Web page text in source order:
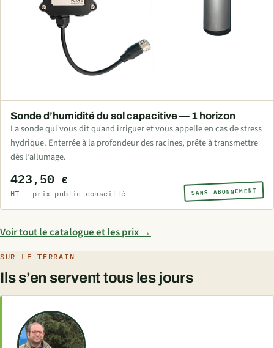
Sonde d’humidité du sol capacitive — 1 horizon
La sonde qui vous dit quand irriguer et vous appelle en cas de stress
hydrique. Enterrée à la profondeur des racines, prête à transmettre
dès l’allumage.
423,50 €
HT — prix public conseillé SANS ABONNEMENT
Voir tout le catalogue et les prix →
SUR LE TERRAIN
Ils s’en servent tous les jours